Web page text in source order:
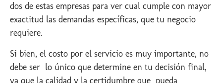
dos de estas empresas para ver cual cumple con mayor
exactitud las demandas específicas, que tu negocio
requiere.
Si bien, el costo por el servicio es muy importante, no
debe ser lo único que determine en tu decisión final,
ya que la calidad y la certidumbre que pueda